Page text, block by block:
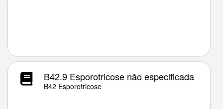
B42.9 Esporotricose não especificada
B42 Esporotricose